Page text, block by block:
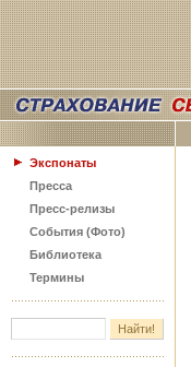
Экспонаты
Пресса
Пресс-релизы
События (Фото)
Библиотека
Термины